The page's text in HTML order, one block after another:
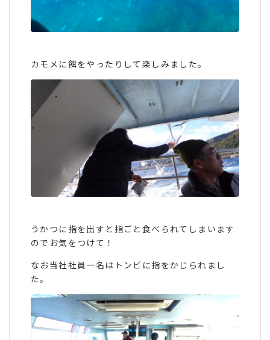
カモメに餌をやったりして楽しみました。
うかつに指を出すと指ごと食べられてしまいます
のでお気をつけて！
なお当社社員一名はトンビに指をかじられまし
た。